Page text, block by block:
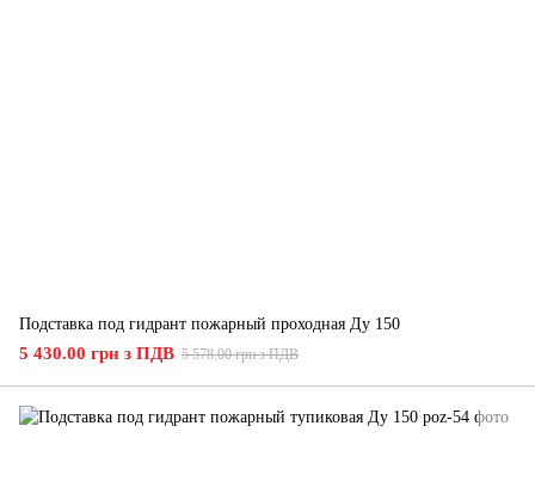
Подставка под гидрант пожарный проходная Ду 150
5 430.00 грн з ПДВ 5 578.00 грн з ПДВ